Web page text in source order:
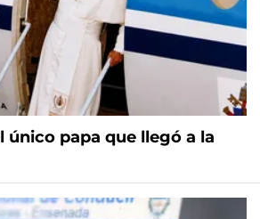
único papa que llegó a la